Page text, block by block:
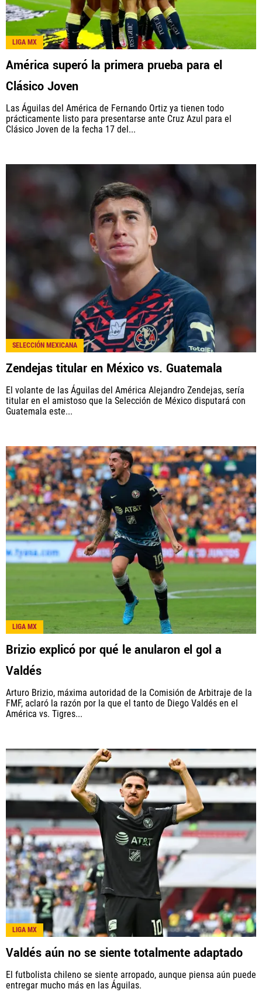
LIGA MX
América superó la primera prueba para el
Clásico Joven
Las Águilas del América de Fernando Ortiz ya tienen todo
prácticamente listo para presentarse ante Cruz Azul para el
Clásico Joven de la fecha 17 del...
SELECCIÓN MEXICANA
Zendejas titular en México vs. Guatemala
El volante de las Águilas del América Alejandro Zendejas, sería
titular en el amistoso que la Selección de México disputará con
Guatemala este...
LIGA MX
Brizio explicó por qué le anularon el gol a
Valdés
Arturo Brizio, máxima autoridad de la Comisión de Arbitraje de la
FMF, aclaró la razón por la que el tanto de Diego Valdés en el
América vs. Tigres...
LIGA MX
Valdés aún no se siente totalmente adaptado
El futbolista chileno se siente arropado, aunque piensa aún puede
entregar mucho más en las Águilas.